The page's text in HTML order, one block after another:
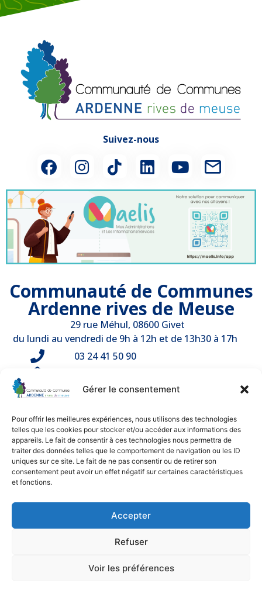
Gérer le consentement
Pour offrir les meilleures expériences, nous utilisons des technologies
telles que les cookies pour stocker et/ou accéder aux informations des
appareils. Le fait de consentir à ces technologies nous permettra de
traiter des données telles que le comportement de navigation ou les ID
uniques sur ce site. Le fait de ne pas consentir ou de retirer son
consentement peut avoir un effet négatif sur certaines caractéristiques
et fonctions.
Accepter
Refuser
Voir les préférences
Suivez-nous
Communauté de Communes
Ardenne rives de Meuse
29 rue Méhul, 08600 Givet
du lundi au vendredi de 9h à 12h et de 13h30 à 17h
03 24 41 50 90
Vous écouter, pour progresser
Mentions légales
© 2025 Communauté de Communes ARDENNE rives de
meuse – Tous droits réservés
Une création deBGF Communication
Nos partenaires